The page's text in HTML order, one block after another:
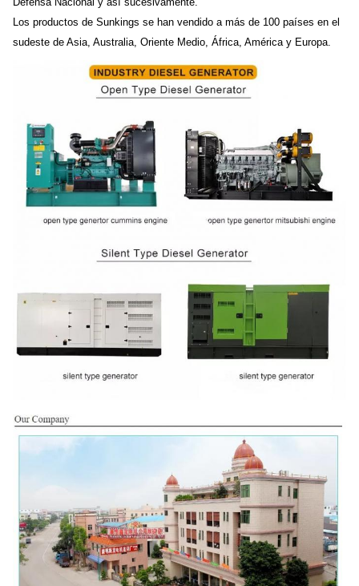
Los productos de Sunkings se han vendido a más de 100 países en el
sudeste de Asia, Australia, Oriente Medio, África, América y Europa.